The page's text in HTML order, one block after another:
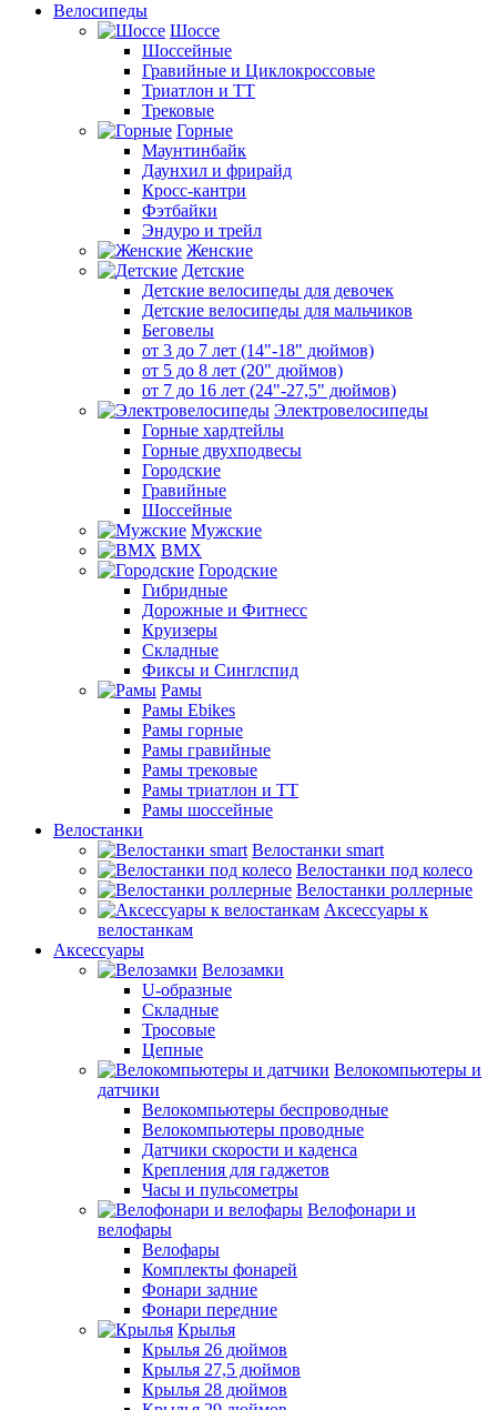
Велосипеды
Шоссе
Шоссейные
Гравийные и Циклокроссовые
Триатлон и ТТ
Трековые
Горные
Маунтинбайк
Даунхил и фрирайд
Кросс-кантри
Фэтбайки
Эндуро и трейл
Женские
Детские
Детские велосипеды для девочек
Детские велосипеды для мальчиков
Беговелы
от 3 до 7 лет (14"-18" дюймов)
от 5 до 8 лет (20" дюймов)
от 7 до 16 лет (24"-27,5" дюймов)
Электровелосипеды
Горные хардтейлы
Горные двухподвесы
Городские
Гравийные
Шоссейные
Мужские
BMX
Городские
Гибридные
Дорожные и Фитнесс
Круизеры
Складные
Фиксы и Синглспид
Рамы
Рамы Ebikes
Рамы горные
Рамы гравийные
Рамы трековые
Рамы триатлон и ТТ
Рамы шоссейные
Велостанки
Велостанки smart
Велостанки под колесо
Велостанки роллерные
Аксессуары к
велостанкам
Аксессуары
Велозамки
U-образные
Складные
Тросовые
Цепные
Велокомпьютеры и
датчики
Велокомпьютеры беспроводные
Велокомпьютеры проводные
Датчики скорости и каденса
Крепления для гаджетов
Часы и пульсометры
Велофонари и
велофары
Велофары
Комплекты фонарей
Фонари задние
Фонари передние
Крылья
Крылья 26 дюймов
Крылья 27,5 дюймов
Крылья 28 дюймов